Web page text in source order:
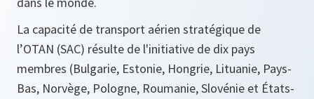
La capacité de transport aérien stratégique de
l’OTAN (SAC) résulte de l'initiative de dix pays
membres (Bulgarie, Estonie, Hongrie, Lituanie, Pays-
Bas, Norvège, Pologne, Roumanie, Slovénie et États-